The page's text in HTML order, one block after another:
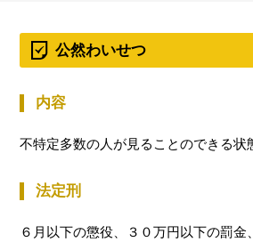
公然わいせつ
内容
不特定多数の人が見ることのできる
法定刑
６月以下の懲役、３０万円以下の罰金